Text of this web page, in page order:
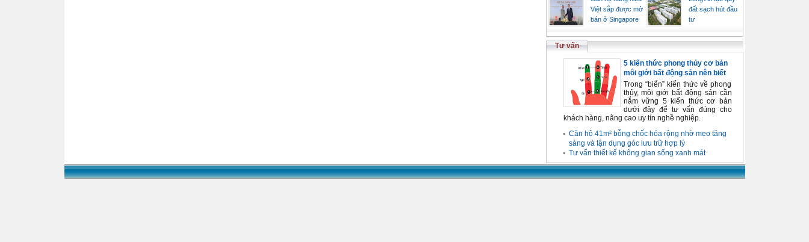
Việt sắp được mở
bán ở Singapore
đất sạch hút đầu
tư
Tư vấn
5 kiến thức phong thủy cơ bản
môi giới bất động sản nên biết
Trong “biển” kiến thức về phong
thủy, môi giới bất động sản cần
nắm vững 5 kiến thức cơ bản
dưới đây để tư vấn đúng cho
khách hàng, nâng cao uy tín nghề nghiệp.
Căn hộ 41m² bỗng chốc hóa rộng nhờ mẹo tăng
sáng và tận dụng góc lưu trữ hợp lý
Tư vấn thiết kế không gian sống xanh mát